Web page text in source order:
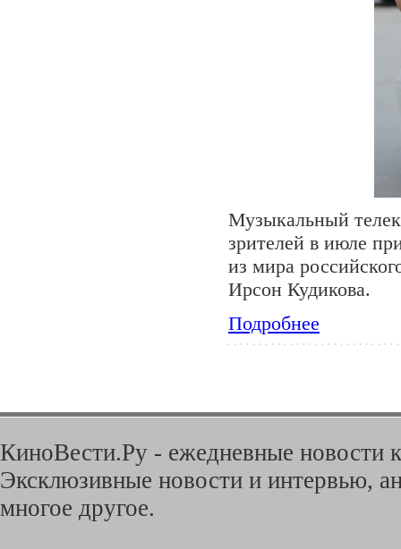
Музыкальный
зрителей в июле
из мира
Ирсон Кудикова.
Подробнее
КиноВести.Ру - ежедневные новости
Эксклюзивные новости и интервью,
многое другое.